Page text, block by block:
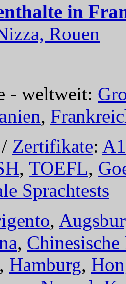
in
Rouen
- weltweit:
,
Zertifikate: A1
, TOEFL,
Sprachtests
,
, Chinesische
, Hamburg,